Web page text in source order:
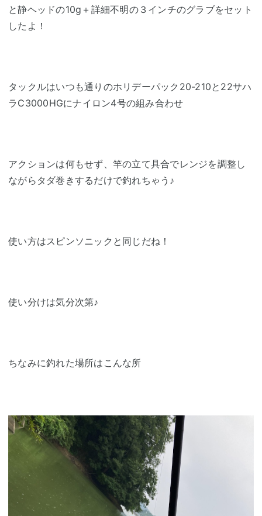
と静ヘッドの10g＋詳細不明の３インチのグラブをセット
したよ！
タックルはいつも通りのホリデーパック20-210と22サハ
ラC3000HGにナイロン4号の組み合わせ
アクションは何もせず、竿の立て具合でレンジを調整し
ながらタダ巻きするだけで釣れちゃう♪
使い方はスピンソニックと同じだね！
使い分けは気分次第♪
ちなみに釣れた場所はこんな所